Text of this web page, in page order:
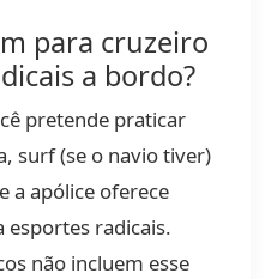
para cruzeiro
a bordo?
pretende praticar
surf (se o navio tiver)
a apólice oferece
esportes radicais.
não incluem esse